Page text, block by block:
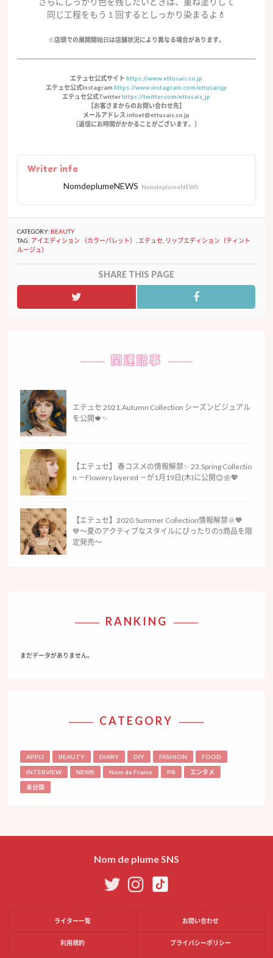
同じ工程をもう１回するとしっかり染まるよ💄
※店頭での展開開始⽇は店舗状況により異なる場合があります。
エテュセ公式サイトhttps://www.ettusais.co.jp
エテュセ公式Instagramhttps://www.instagram.com/ettusaisjp
エテュセ公式Twitterhttps://twitter.com/ettusais_jp
【お客さまからのお問い合わせ先】
メールアドレス infoet@ettusais.co.jp
（返信にお時間がかかることがございます。）
Writer info
NomdeplumeNEWS NomdeplumeNEWS
CATEGORY: BEAUTY
TAG: アイエディション （カラーパレット）,エテュセ, リップエディション（ティント
ルージュ）
SHARE THIS PAGE
関連記事
エテュセ 2021.Autumn Collection シーズンビジュアル
を公開🍁✨
【エテュセ】 春コスメの情報解禁✨ 23.Spring Collectio
n －Flowery layered －が1月19日(木)に公開😊🌼💖
【エテュセ】2020.Summer Collection情報解禁🌞🧡
💙〜夏のアクティブなスタイルにぴったりの5商品を限
定発売〜
RANKING
まだデータがありません。
CATEGORY
APPLI BEAUTY DIARY DIY FASHION FOOD
INTERVIEW NEWS Nom de Frame PR エンタメ
未分類
Nom de plume SNS
ライター一覧 お問い合わせ
利用規約 プライバシーポリシー